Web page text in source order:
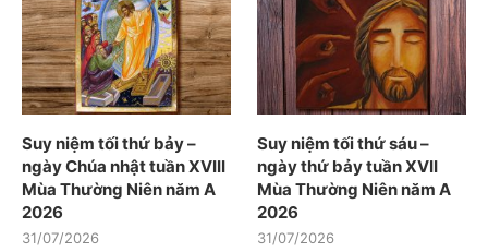
Suy niệm tối thứ bảy –
ngày Chúa nhật tuần XVIII
Mùa Thường Niên năm A
2026
31/07/2026
Suy niệm tối thứ sáu –
ngày thứ bảy tuần XVII
Mùa Thường Niên năm A
2026
31/07/2026